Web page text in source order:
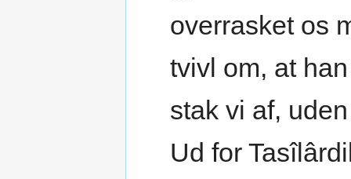
overrasket os
tvivl om, at
stak vi af,
Ud for